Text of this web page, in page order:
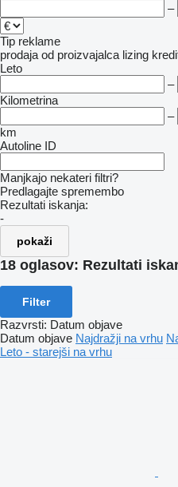
–
Tip reklame
prodaja od proizvajalca lizing
Leto
–
Kilometrina
–
km
Autoline ID
Manjkajo nekateri filtri?
Predlagajte spremembo
Rezultati iskanja:
-
pokaži
18 oglasov: Rezultati
Filter
Razvrsti: Datum objave
Datum objave Najdražji na vrhu
Leto - starejši na vrhu